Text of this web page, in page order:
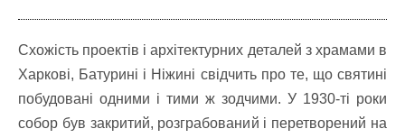
Схожість проектів і архітектурних деталей з храмами в
Харкові, Батурині і Ніжині свідчить про те, що святині
побудовані одними і тими ж зодчими. У 1930-ті роки
собор був закритий, розграбований і перетворений на